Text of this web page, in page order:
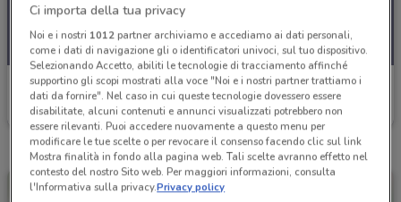
Conad City
Scade mercoledì
Ci importa della tua privacy
Noi e i nostri 1012partner archiviamo e accediamo ai dati personali,
come i dati di navigazione gli o identificatori univoci, sul tuo dispositivo.
Selezionando Accetto, abiliti le tecnologie di tracciamento affinché
supportino gli scopi mostrati alla voce "Noi e i nostri partner trattiamo i
dati da fornire". Nel caso in cui queste tecnologie dovessero essere
disabilitate, alcuni contenuti e annunci visualizzati potrebbero non
essere rilevanti. Puoi accedere nuovamente a questo menu per
modificare le tue scelte o per revocare il consenso facendo clic sul link
Mostra finalità in fondo alla pagina web. Tali scelte avranno effetto nel
contesto del nostro Sito web. Per maggiori informazioni, consulta
l'Informativa sulla privacy.Privacy policy